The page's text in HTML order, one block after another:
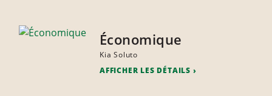
Économique
Kia Soluto
AFFICHER LES DÉTAILS